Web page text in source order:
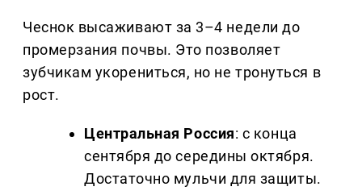
Чеснок высаживают за 3–4 недели до
промерзания почвы. Это позволяет
зубчикам укорениться, но не тронуться в
рост.
Центральная Россия: с конца
сентября до середины октября.
Достаточно мульчи для защиты.